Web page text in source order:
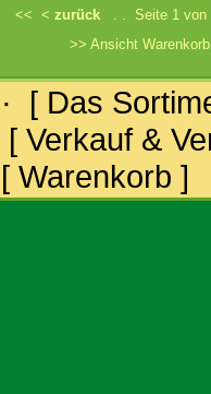
<< < zurück. . Seite 1
>> Ansicht
· [ Das
[ Verkauf &
[ Warenkorb ]